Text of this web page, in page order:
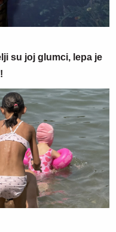
su joj glumci, lepa je